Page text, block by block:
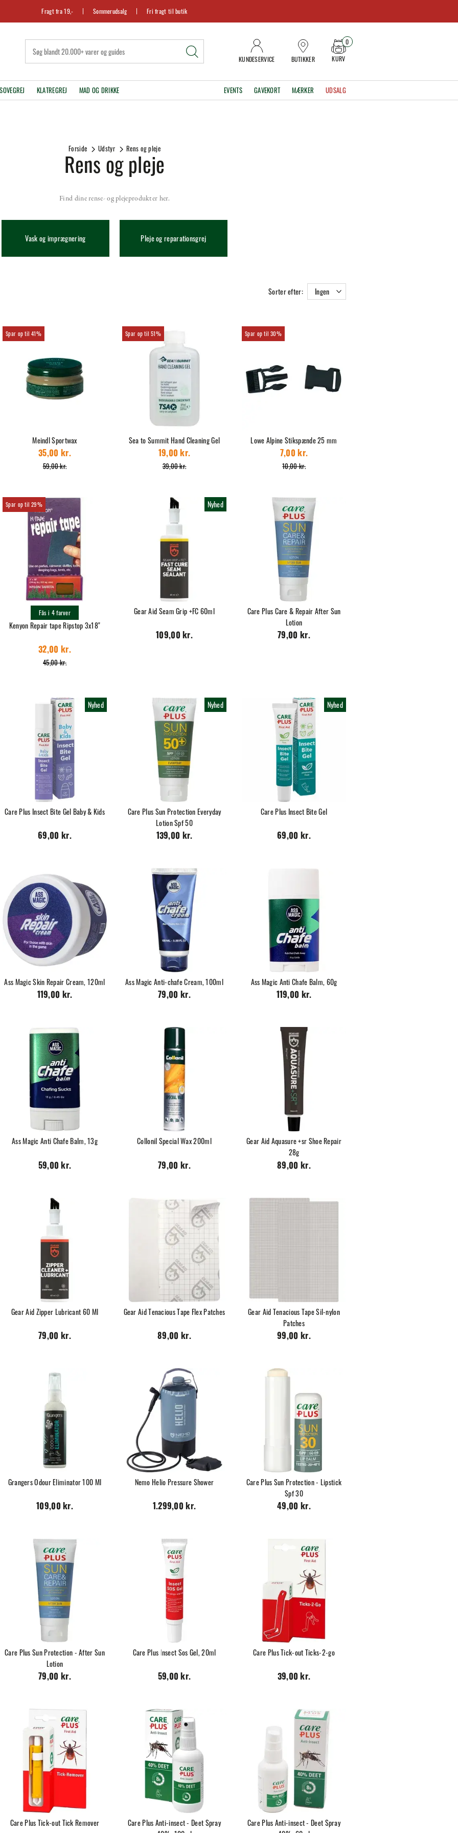
Fragt fra 19,- Sommerudsalg Fri fragt til butik
KUNDESERVICE BUTIKKER KURV
0
SOVEGREJ KLATREGREJ MAD OG DRIKKE EVENTS GAVEKORT MÆRKER UDSALG
Rens og pleje
Forside Udstyr Rens og pleje
Find dine rense- og plejeprodukter her.
Vask og imprægnering Pleje og reparationsgrej
Sorter efter: Ingen
41%
Meindl Sportwax
59,00 kr.
35,00 kr.
51%
Sea to Summit Hand Cleaning Gel
39,00 kr.
19,00 kr.
30%
Lowe Alpine Stikspænde 25 mm
10,00 kr.
7,00 kr.
29%
Kenyon Repair tape Ripstop 3x18"
45,00 kr.
32,00 kr.
Fås i 4 farver
Nyhed
Gear Aid Seam Grip +FC 60ml
109,00 kr.
Care Plus Care & Repair After Sun
Lotion
79,00 kr.
Nyhed
Care Plus Insect Bite Gel Baby & Kids
69,00 kr.
Nyhed
Care Plus Sun Protection Everyday
Lotion Spf 50
139,00 kr.
Nyhed
Care Plus Insect Bite Gel
69,00 kr.
Ass Magic Skin Repair Cream, 120ml
119,00 kr.
Ass Magic Anti-chafe Cream, 100ml
79,00 kr.
Ass Magic Anti Chafe Balm, 60g
119,00 kr.
Ass Magic Anti Chafe Balm, 13g
59,00 kr.
Collonil Special Wax 200ml
79,00 kr.
Gear Aid Aquasure +sr Shoe Repair
28g
89,00 kr.
Gear Aid Zipper Lubricant 60 Ml
79,00 kr.
Gear Aid Tenacious Tape Flex Patches
89,00 kr.
Gear Aid Tenacious Tape Sil-nylon
Patches
99,00 kr.
Grangers Odour Eliminator 100 Ml
109,00 kr.
Nemo Helio Pressure Shower
1.299,00 kr.
Care Plus Sun Protection - Lipstick
Spf 30
49,00 kr.
Care Plus Sun Protection - After Sun
Lotion
79,00 kr.
Care Plus Insect Sos Gel, 20ml
59,00 kr.
Care Plus Tick-out Ticks-2-go
39,00 kr.
Care Plus Tick-out Tick Remover
Care Plus Anti-insect - Deet Spray
Care Plus Anti-insect - Deet Spray